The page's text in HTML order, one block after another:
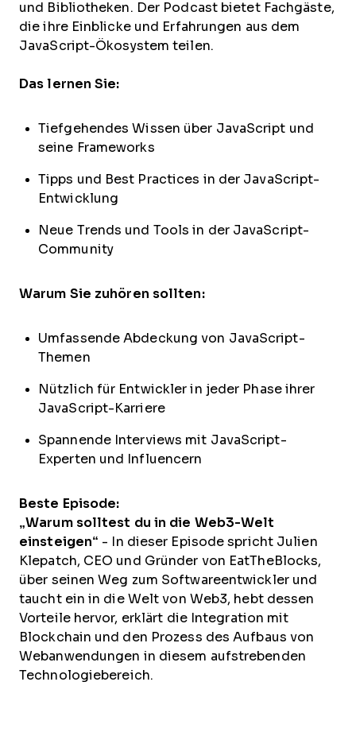
und Bibliotheken. Der Podcast bietet Fachgäste,
die ihre Einblicke und Erfahrungen aus dem
JavaScript-Ökosystem teilen.
Das lernen Sie:
Tiefgehendes Wissen über JavaScript und
seine Frameworks
Tipps und Best Practices in der JavaScript-
Entwicklung
Neue Trends und Tools in der JavaScript-
Community
Warum Sie zuhören sollten:
Umfassende Abdeckung von JavaScript-
Themen
Nützlich für Entwickler in jeder Phase ihrer
JavaScript-Karriere
Spannende Interviews mit JavaScript-
Experten und Influencern
Beste Episode:
„Warum solltest du in die Web3-Welt
einsteigen“ - In dieser Episode spricht Julien
Klepatch, CEO und Gründer von EatTheBlocks,
über seinen Weg zum Softwareentwickler und
taucht ein in die Welt von Web3, hebt dessen
Vorteile hervor, erklärt die Integration mit
Blockchain und den Prozess des Aufbaus von
Webanwendungen in diesem aufstrebenden
Technologiebereich.